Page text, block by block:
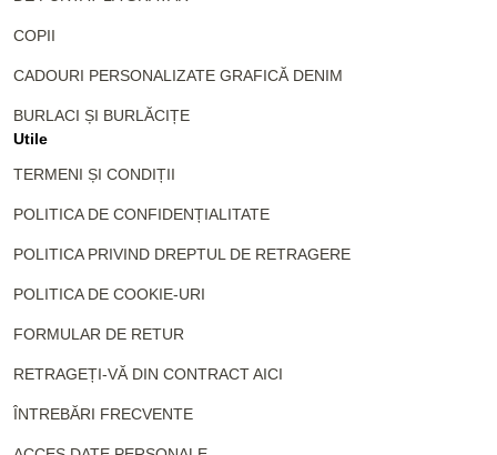
COPII
CADOURI PERSONALIZATE GRAFICĂ DENIM
BURLACI ȘI BURLĂCIȚE
Utile
TERMENI ȘI CONDIȚII
POLITICA DE CONFIDENȚIALITATE
POLITICA PRIVIND DREPTUL DE RETRAGERE
POLITICA DE COOKIE-URI
FORMULAR DE RETUR
RETRAGEȚI-VĂ DIN CONTRACT AICI
ÎNTREBĂRI FRECVENTE